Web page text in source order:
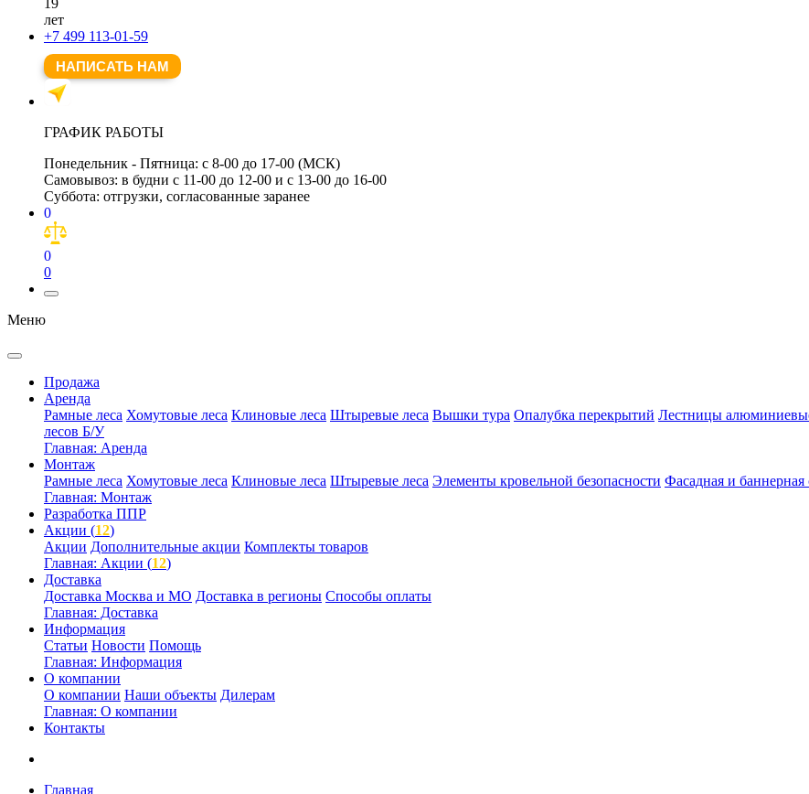
лет
+7 499 113-01-59
НАПИСАТЬ НАМ
ГРАФИК РАБОТЫ
Понедельник - Пятница: с 8-00 до 17-00 (МСК)
Самовывоз: в будни с 11-00 до 12-00 и с 13-00 до 16-00
Суббота: отгрузки, согласованные заранее
0
0
0
Меню
Продажа
Аренда
Рамные леса Хомутовые леса Клиновые леса Штыревые леса Вышки тура Опалубка перекрытий Лестницы
лесов Б/У
Главная: Аренда
Монтаж
Рамные леса Хомутовые леса Клиновые леса Штыревые леса Элементы кровельной безопасности Фасадная и баннерная
Главная: Монтаж
Разработка ППР
Акции (12)
Акции Дополнительные акции Комплекты товаров
Главная: Акции (12)
Доставка
Доставка Москва и МО Доставка в регионы Способы оплаты
Главная: Доставка
Информация
Статьи Новости Помощь
Главная: Информация
О компании
О компании Наши объекты Дилерам
Главная: О компании
Контакты
Главная